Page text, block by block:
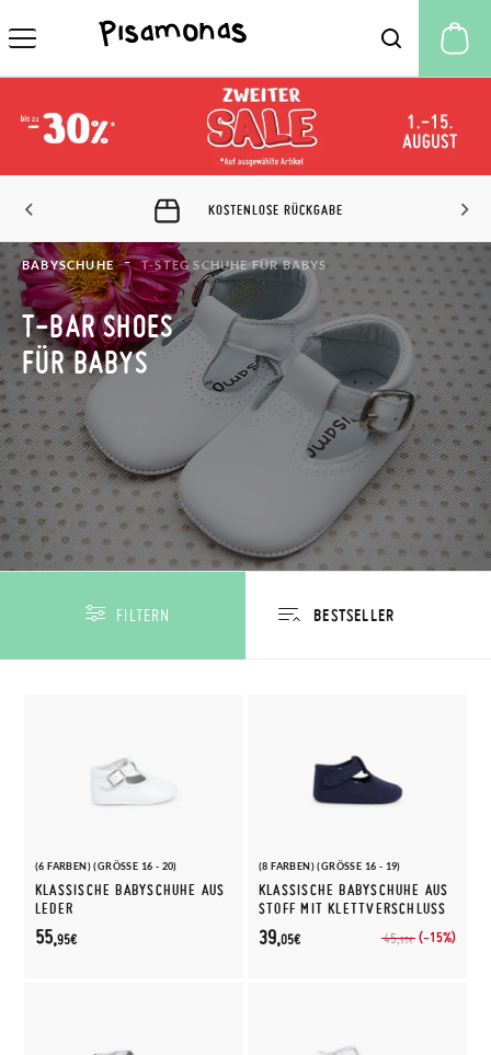
KOSTENLOSE RÜCKGABE
BABYSCHUHE T-STEG SCHUHE FÜR BABYS
T-BAR SHOES
FÜR BABYS
FILTERN
(6 FARBEN) (GRÖSSE 16 - 20)
KLASSISCHE BABYSCHUHE AUS
LEDER
55,95€
(8 FARBEN) (GRÖSSE 16 - 19)
KLASSISCHE BABYSCHUHE AUS
STOFF MIT KLETTVERSCHLUSS
45,95€ (-15%)
39,05€